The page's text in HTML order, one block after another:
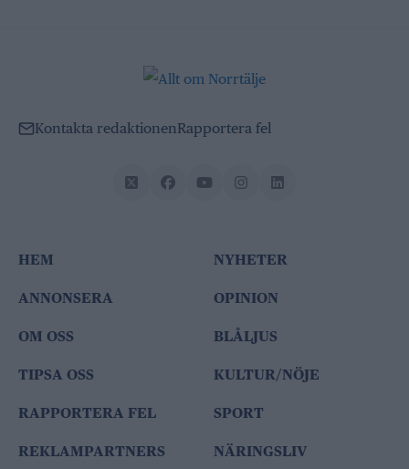
Kontakta redaktionenRapportera fel
HEM
ANNONSERA
OM OSS
TIPSA OSS
RAPPORTERA FEL
REKLAMPARTNERS
NYHETER
OPINION
BLÅLJUS
KULTUR/NÖJE
SPORT
NÄRINGSLIV